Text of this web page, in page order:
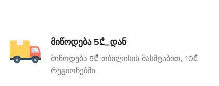
მიწოდება 5₾_დან
მიწოდება 5₾ თბილისის მასშტაბით, 10₾
რეგიონებში